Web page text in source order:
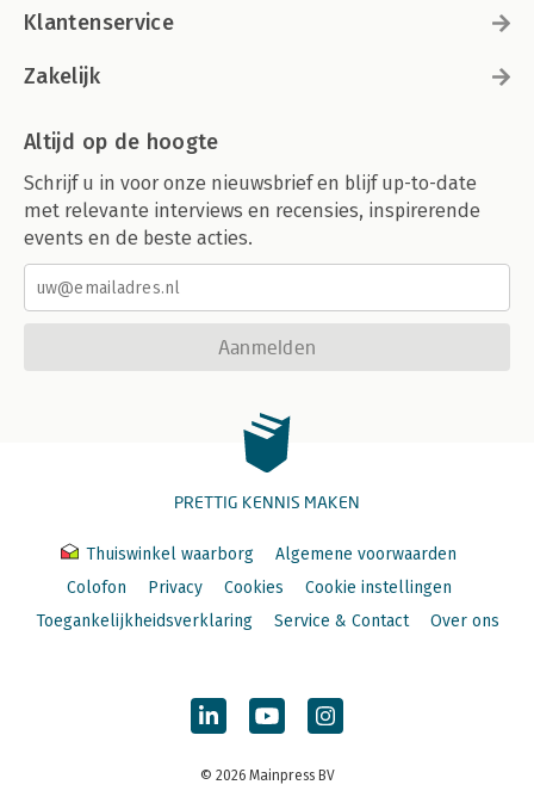
Klantenservice
Zakelijk
Altijd op de hoogte
Schrijf u in voor onze nieuwsbrief en blijf up-to-date
met relevante interviews en recensies, inspirerende
events en de beste acties.
Aanmelden
PRETTIG KENNIS MAKEN
Thuiswinkel waarborg
Algemene voorwaarden
Colofon
Privacy Cookies
Cookie instellingen
Toegankelijkheidsverklaring
Service & Contact Over ons
© 2026 Mainpress BV